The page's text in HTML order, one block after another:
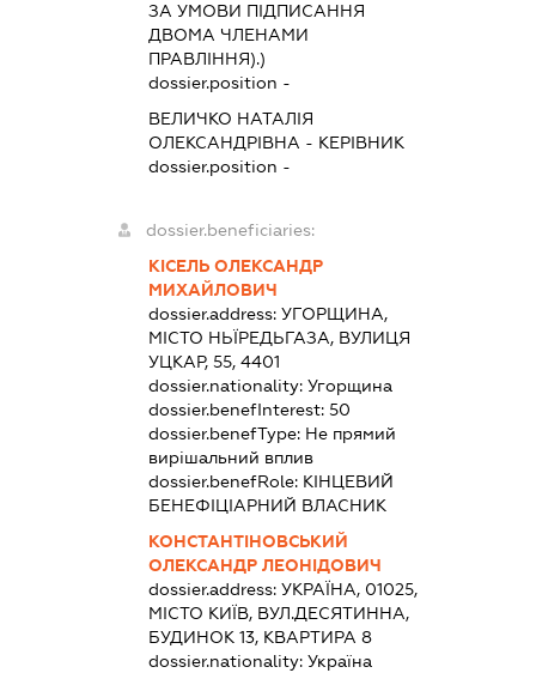
ЗА УМОВИ ПІДПИСАННЯ
ДВОМА ЧЛЕНАМИ
ПРАВЛІННЯ).)
dossier.position -
ВЕЛИЧКО НАТАЛІЯ
ОЛЕКСАНДРІВНА - КЕРІВНИК
dossier.position -
dossier.beneficiaries:
КІСЕЛЬ ОЛЕКСАНДР
МИХАЙЛОВИЧ
dossier.address: УГОРЩИНА,
МІСТО НЬЇРЕДЬГАЗА, ВУЛИЦЯ
УЦКАР, 55, 4401
dossier.nationality: Угорщина
dossier.benefInterest: 50
dossier.benefType: Не прямий
вирішальний вплив
dossier.benefRole: КІНЦЕВИЙ
БЕНЕФІЦІАРНИЙ ВЛАСНИК
КОНСТАНТІНОВСЬКИЙ
ОЛЕКСАНДР ЛЕОНІДОВИЧ
dossier.address: УКРАЇНА, 01025,
МІСТО КИЇВ, ВУЛ.ДЕСЯТИННА,
БУДИНОК 13, КВАРТИРА 8
dossier.nationality: Україна